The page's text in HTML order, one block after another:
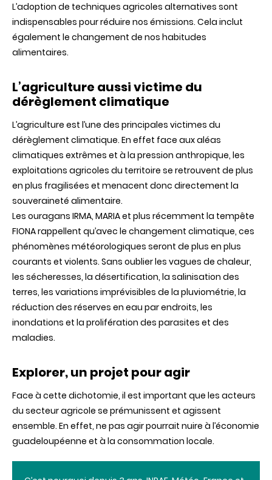
L’adoption de techniques agricoles alternatives sont
indispensables pour réduire nos émissions. Cela inclut
également le changement de nos habitudes
alimentaires.
L’agriculture aussi victime du
dérèglement climatique
L’agriculture est l’une des principales victimes du
dérèglement climatique. En effet face auxaléas
climatiques extrêmes et à la pression anthropique, les
exploitations agricoles du territoire se retrouvent de plus
en plus fragilisées et menacent donc directement la
souveraineté alimentaire.
Les ouragans IRMA, MARIA et plus récemment la tempête
FIONA rappellent qu’avec le changement climatique, ces
phénomènes météorologiques seront de plus en plus
courants et violents. Sans oublier les vagues de chaleur,
les sécheresses, la désertification, la salinisation des
terres, les variations imprévisibles de la pluviométrie, la
réduction des réserves en eau par endroits, les
inondations et la prolifération des parasites et des
maladies.
Explorer, un projet pour agir
Face à cette dichotomie, il est important que les acteurs
du secteur agricole se prémunissent et agissent
ensemble. En effet, ne pas agirpourrait nuire à l’économie
guadeloupéenne et à la consommation locale.